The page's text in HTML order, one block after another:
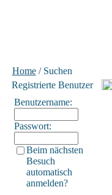
Home/ Suchen
Registrierte Benutzer
Benutzername:
Passwort:
Beim nächsten
Besuch
automatisch
anmelden?